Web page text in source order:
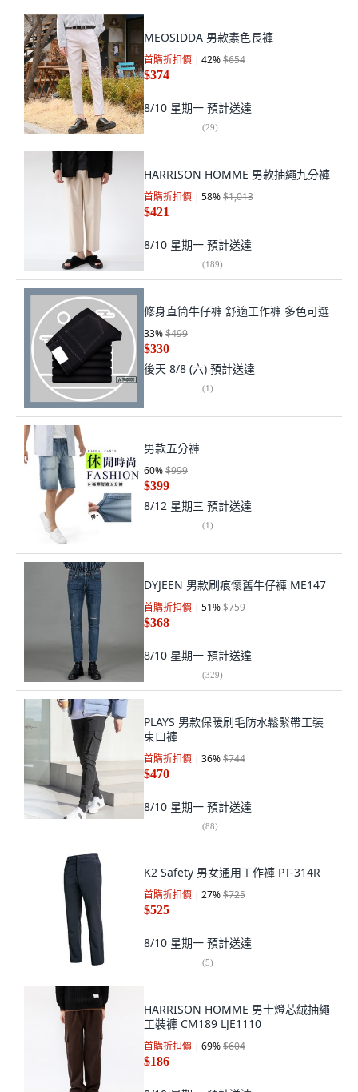
MEOSIDDA 男款素色長褲
首購折扣價 42%$654
$374
8/10 星期一 預計送達
(29)
HARRISON HOMME 男款抽繩九分褲
首購折扣價 58%$1,013
$421
8/10 星期一 預計送達
(189)
修身直筒牛仔褲 舒適工作褲 多色可選
33%$499
$330
後天 8/8 (六) 預計送達
(1)
男款五分褲
60%$999
$399
8/12 星期三 預計送達
(1)
DYJEEN 男款刷痕懷舊牛仔褲 ME147
首購折扣價 51%$759
$368
8/10 星期一 預計送達
(329)
PLAYS 男款保暖刷毛防水鬆緊帶工裝
束口褲
首購折扣價 36%$744
$470
8/10 星期一 預計送達
(88)
K2 Safety 男女通用工作褲 PT-314R
首購折扣價 27%$725
$525
8/10 星期一 預計送達
(5)
HARRISON HOMME 男士燈芯絨抽繩
工裝褲 CM189 LJE1110
首購折扣價 69%$604
$186